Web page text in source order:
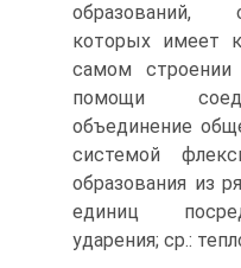
образований,
которых имеет
самом строении
помощи
объединение
системой
образования из
единиц
ударения; ср.: